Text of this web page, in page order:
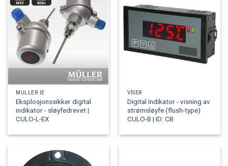
MÜLLER IE
Eksplosjonssikker digital
indikator - sløyfedrevet |
CULO-L-EX
VISER
Digital indikator - visning av
strømsløyfe (flush-type)
CULO-B | ID: CB